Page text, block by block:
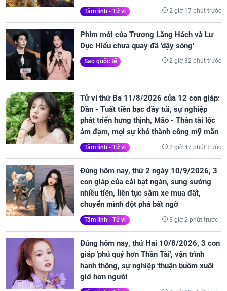
Tâm linh - Tử vi 2 giờ 17 phút trước
Phim mới của Trương Lăng Hách và Lư
Dục Hiểu chưa quay đã 'dậy sóng'
Sao quốc tế 2 giờ 32 phút trước
Tử vi thứ Ba 11/8/2026 của 12 con giáp:
Dần - Tuất tiền bạc đầy túi, sự nghiệp
phát triển hưng thịnh, Mão - Thân tài lộc
ảm đạm, mọi sự khó thành công mỹ mãn
Tâm linh - Tử vi 2 giờ 47 phút trước
Đúng hôm nay, thứ 2 ngày 10/9/2026, 3
con giáp của cải bạt ngàn, sung sướng
nhiều tiền, liên tục sắm xe mua đất,
chuyển mình đột phá bất ngờ
Tâm linh - Tử vi 3 giờ 2 phút trước
Đúng hôm nay, thứ Hai 10/8/2026, 3 con
giáp 'phú quý hơn Thần Tài', vận trình
hanh thông, sự nghiệp 'thuận buồm xuôi
gió' hơn người